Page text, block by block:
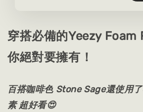
穿搭必備的Yeezy Foam
你絕對要擁有！
百搭咖啡色 Stone Sage還使用
素 超好看😍